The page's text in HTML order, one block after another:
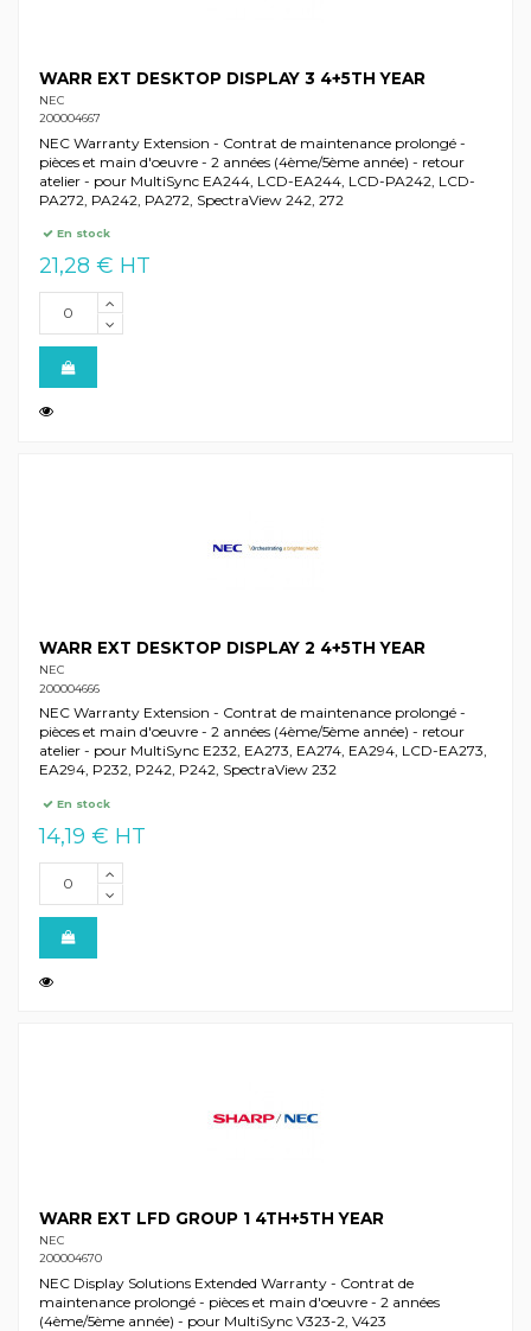
WARR EXT DESKTOP DISPLAY 3 4+5TH YEAR
NEC
200004667
NEC Warranty Extension - Contrat de maintenance prolongé -
pièces et main d'oeuvre - 2 années (4ème/5ème année) - retour
atelier - pour MultiSync EA244, LCD-EA244, LCD-PA242, LCD-
PA272, PA242, PA272, SpectraView 242, 272
En stock
21,28 € HT
WARR EXT DESKTOP DISPLAY 2 4+5TH YEAR
NEC
200004666
NEC Warranty Extension - Contrat de maintenance prolongé -
pièces et main d'oeuvre - 2 années (4ème/5ème année) - retour
atelier - pour MultiSync E232, EA273, EA274, EA294, LCD-EA273,
EA294, P232, P242, P242, SpectraView 232
En stock
14,19 € HT
WARR EXT LFD GROUP 1 4TH+5TH YEAR
NEC
200004670
NEC Display Solutions Extended Warranty - Contrat de
maintenance prolongé - pièces et main d'oeuvre - 2 années
(4ème/5ème année) - pour MultiSync V323-2, V423